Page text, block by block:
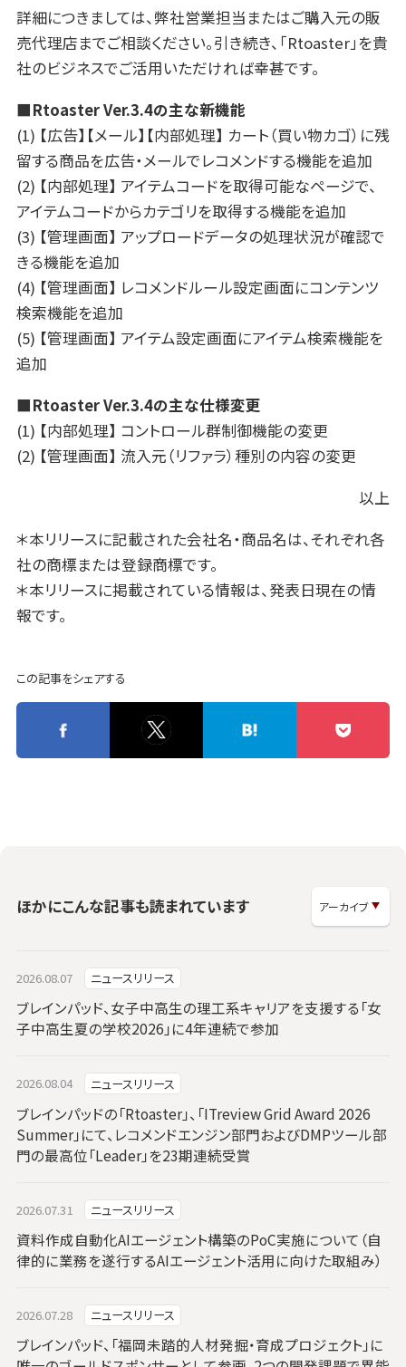
詳細につきましては、弊社営業担当またはご購入元の販
売代理店までご相談ください。引き続き、「Rtoaster」を貴
社のビジネスでご活用いただければ幸甚です。
■Rtoaster Ver.3.4の主な新機能
(1) 【広告】【メール】【内部処理】 カート（買い物カゴ）に残
留する商品を広告・メールでレコメンドする機能を追加
(2) 【内部処理】 アイテムコードを取得可能なページで、
アイテムコードからカテゴリを取得する機能を追加
(3) 【管理画面】 アップロードデータの処理状況が確認で
きる機能を追加
(4) 【管理画面】 レコメンドルール設定画面にコンテンツ
検索機能を追加
(5) 【管理画面】 アイテム設定画面にアイテム検索機能を
追加
■Rtoaster Ver.3.4の主な仕様変更
(1) 【内部処理】 コントロール群制御機能の変更
(2) 【管理画面】 流入元（リファラ）種別の内容の変更
以上
＊本リリースに記載された会社名・商品名は、それぞれ各
社の商標または登録商標です。
＊本リリースに掲載されている情報は、発表日現在の情
報です。
この記事をシェアする
ほかにこんな記事も読まれています
2026.08.07 ニュースリリース
ブレインパッド、女子中高生の理工系キャリアを支援する「女
子中高生夏の学校2026」に4年連続で参加
2026.08.04 ニュースリリース
ブレインパッドの「Rtoaster」、「ITreview Grid Award 2026
Summer」にて、レコメンドエンジン部門およびDMPツール部
門の最高位「Leader」を23期連続受賞
2026.07.31 ニュースリリース
資料作成自動化AIエージェント構築のPoC実施について（自
律的に業務を遂行するAIエージェント活用に向けた取組み）
2026.07.28 ニュースリリース
ブレインパッド、「福岡未踏的人材発掘・育成プロジェクト」に